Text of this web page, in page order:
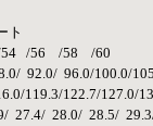
ト
/56    /58    /60
92.0/  96.0/100.0/
119.3/122.7/127.0/
27.4/  28.0/  28.5/